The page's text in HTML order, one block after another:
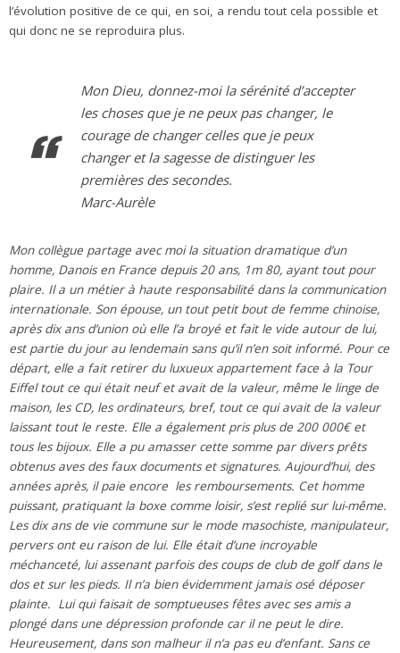
l’évolution positive de ce qui, en soi, a rendu tout cela possible et
qui donc ne se reproduira plus.
Mon Dieu, donnez-moi la sérénité d’accepter
les choses que je ne peux pas changer, le
courage de changer celles que je peux
changer et la sagesse de distinguer les
premières des secondes.
Marc-Aurèle
Mon collègue partage avec moi la situation dramatique d’un
homme, Danois en France depuis 20 ans, 1m 80, ayant tout pour
plaire. Il a un métier à haute responsabilité dans la communication
internationale. Son épouse, un tout petit bout de femme chinoise,
après dix ans d’union où elle l’a broyé et fait le vide autour de lui,
est partie du jour au lendemain sans qu’il n’en soit informé. Pour ce
départ, elle a fait retirer du luxueux appartement face à la Tour
Eiffel tout ce qui était neuf et avait de la valeur, même le linge de
maison, les CD, les ordinateurs, bref, tout ce qui avait de la valeur
laissant tout le reste. Elle a également pris plus de 200 000€ et
tous les bijoux. Elle a pu amasser cette somme par divers prêts
obtenus aves des faux documents et signatures. Aujourd’hui, des
années après, il paie encore les remboursements. Cet homme
puissant, pratiquant la boxe comme loisir, s’est replié sur lui-même.
Les dix ans de vie commune sur le mode masochiste, manipulateur,
pervers ont eu raison de lui. Elle était d’une incroyable
méchanceté, lui assenant parfois des coups de club de golf dans le
dos et sur les pieds. Il n’a bien évidemment jamais osé déposer
plainte. Lui qui faisait de somptueuses fêtes avec ses amis a
plongé dans une dépression profonde car il ne peut le dire.
Heureusement, dans son malheur il n’a pas eu d’enfant. Sans ce